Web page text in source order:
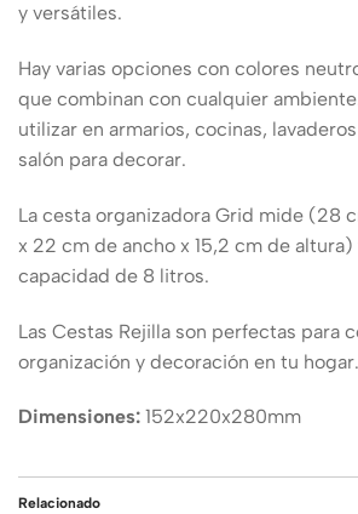
y versátiles.
Hay varias opciones con colores
que combinan con cualquier
utilizar en armarios, cocinas,
salón para decorar.
La cesta organizadora Grid mide (28
x 22 cm de ancho x 15,2 cm de altura)
capacidad de 8 litros.
Las Cestas Rejilla son perfectas para
organización y decoración en tu hogar.
Dimensiones: 152x220x280mm
Relacionado